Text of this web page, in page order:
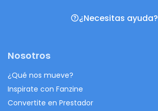
¿Necesitas ayuda?
Nosotros
¿Qué nos mueve?
Inspirate con Fanzine
Convertite en Prestador